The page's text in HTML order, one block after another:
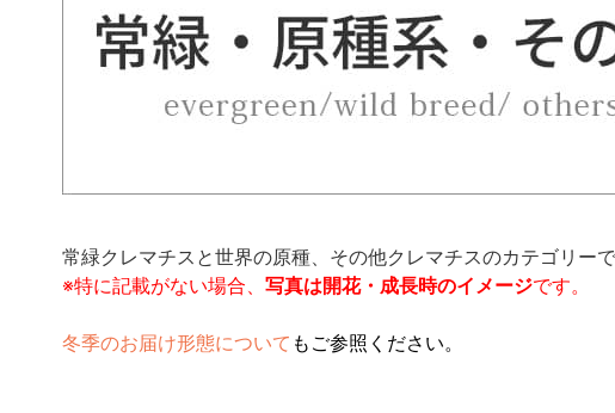
常緑クレマチスと世界の原種、その他クレマチスのカテゴリー
※特に記載がない場合、 写真は開花・成長時のイメージです。
冬季のお届け形態について もご参照ください。